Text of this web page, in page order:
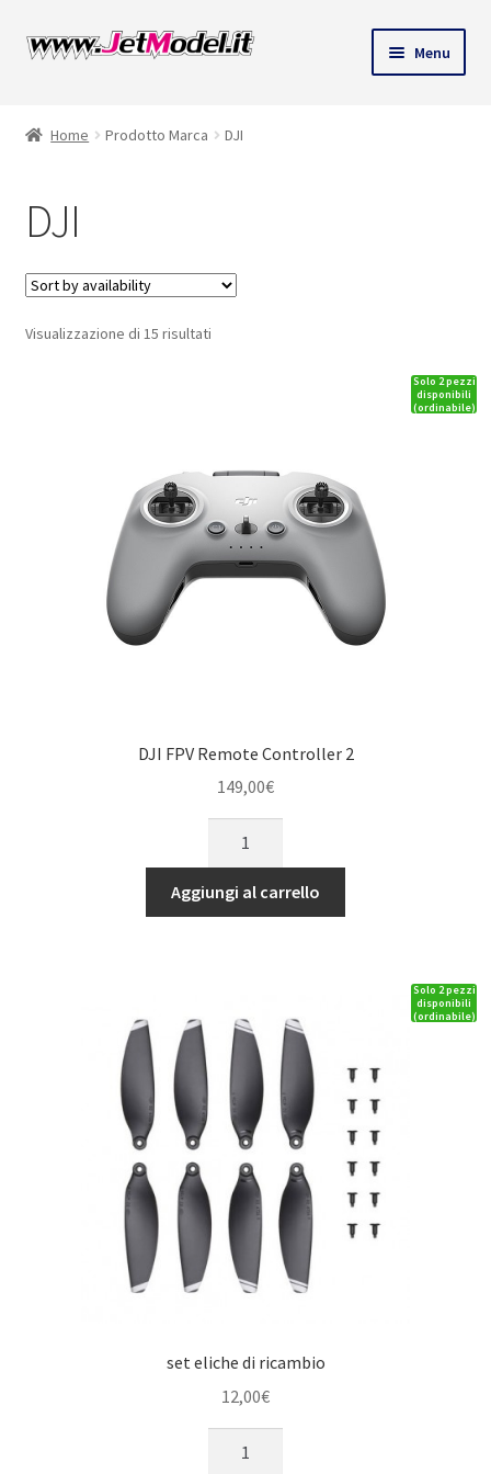
Vai
alla
Vai
Menu
Home Prodotto Marca DJI
DJI
Visualizzazione di 15 risultati
Solo 2 pezzi
disponibili
(ordinabile)
DJI FPV Remote Controller 2
149,00€
Remote
Controller
Aggiungi al carrello
Solo 2 pezzi
disponibili
(ordinabile)
set eliche di ricambio
12,00€